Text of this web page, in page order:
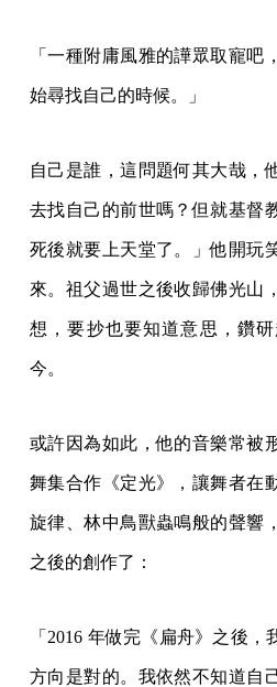
「一種附庸風雅的譁眾取寵吧
始尋找自己的時候。」
自己是誰，這問題何其大哉，
去找自己的前世嗎？但就基督
死後就要上天堂了。」他開玩
來。祖父過世之後收歸佛光山
想，要抄也要知道意思，鑽
今。
或許因為如此，他的音樂常被
舞集合作《定光》，讓舞者在
旋律、林中鳥獸蟲鳴般的聲響
之後的創作了：
「2016 年做完《扁舟》之後
方向是對的。我依然不知道自